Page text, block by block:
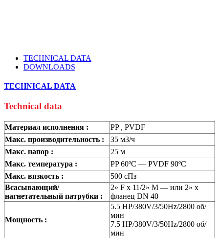
TECHNICAL DATA
DOWNLOADS
TECHNICAL DATA
Technical data
Материал исполнения :
PP , PVDF
Макс. производительность :
35 м3/ч
Макс. напор :
25 м
Макс. температура :
PP 60ºC — PVDF 90ºC
Макс. вязкость :
500 сПз
Всасывающий/
нагнетательный патрубки :
2» F x 11/2» M — или 2» x
фланец DN 40
Мощность :
5.5 HP/380V/3/50Hz/2800 об/
мин
7.5 HP/380V/3/50Hz/2800 об/
мин